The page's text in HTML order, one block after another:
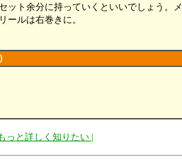
ット余分に持っていくといいでしょう。メ
ールは右巻きに。
っと詳しく知りたい |